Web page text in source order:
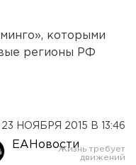
которыми
регионы РФ
23 НОЯБРЯ 2015 В 13:46
ЕАНовости